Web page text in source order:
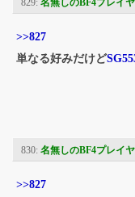
829: 名無しのBF4プレイ
>>827
単なる好みだけど
830: 名無しのBF4プレイ
>>827